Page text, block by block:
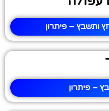
ותשבץ – פיתרון
– פיתרון